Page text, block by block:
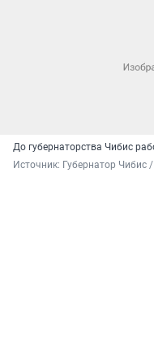
До губернаторства Чибис
Источник: Губернатор Чибис